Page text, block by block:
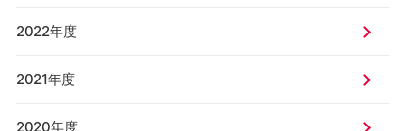
2022年度
2021年度
2020年度